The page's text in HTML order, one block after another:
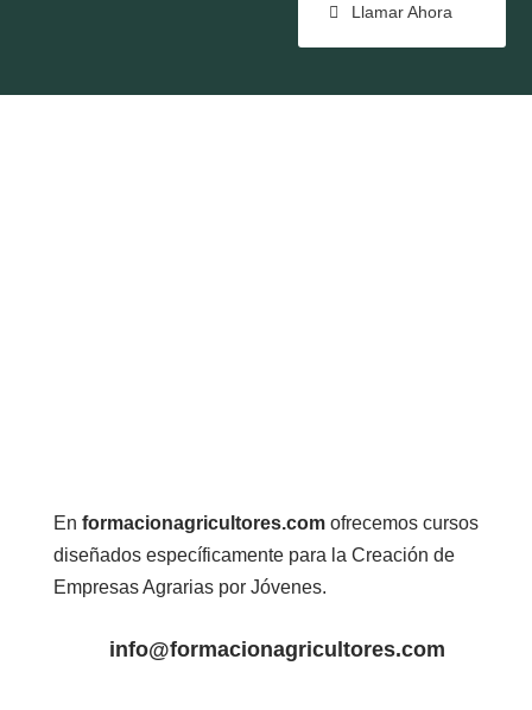
Llamar Ahora
En formacionagricultores.comofrecemos cursos
diseñados específicamente para la Creación de
Empresas Agrarias por Jóvenes.
info@formacionagricultores.com